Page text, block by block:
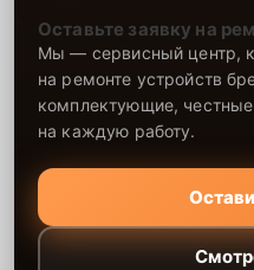
Оставьте заявку на
Мы — сервисный центр,
на ремонте устройств
комплектующие,
на каждую работу.